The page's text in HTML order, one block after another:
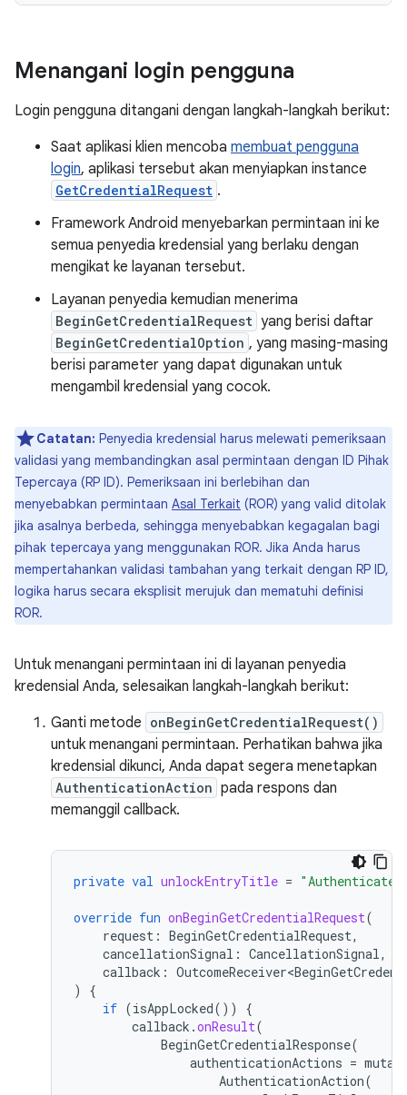
Menangani login pengguna
Login pengguna ditangani dengan langkah-langkah berikut:
Saat aplikasi klien mencoba membuat pengguna
login, aplikasi tersebut akan menyiapkan instance
GetCredentialRequest .
Framework Android menyebarkan permintaan ini ke
semua penyedia kredensial yang berlaku dengan
mengikat ke layanan tersebut.
Layanan penyedia kemudian menerima
BeginGetCredentialRequest yang berisi daftar
BeginGetCredentialOption , yang masing-masing
berisi parameter yang dapat digunakan untuk
mengambil kredensial yang cocok.
Catatan: Penyedia kredensial harus melewati pemeriksaan
validasi yang membandingkan asal permintaan dengan ID Pihak
Tepercaya (RP ID). Pemeriksaan ini berlebihan dan
menyebabkan permintaan Asal Terkait (ROR) yang valid ditolak
jika asalnya berbeda, sehingga menyebabkan kegagalan bagi
pihak tepercaya yang menggunakan ROR. Jika Anda harus
mempertahankan validasi tambahan yang terkait dengan RP ID,
logika harus secara eksplisit merujuk dan mematuhi definisi
ROR.
Untuk menangani permintaan ini di layanan penyedia
kredensial Anda, selesaikan langkah-langkah berikut:
Ganti metode onBeginGetCredentialRequest()
untuk menangani permintaan. Perhatikan bahwa jika
kredensial dikunci, Anda dapat segera menetapkan
AuthenticationAction pada respons dan
memanggil callback.
private val unlockEntryTitle = "Authenticate
override fun onBeginGetCredentialRequest(
request : BeginGetCredentialRequest,
cancellationSignal : CancellationSignal,
callback :
)
{
if (isAppLocked())
{
callback .onResult(
BeginGetCredentialResponse(
authenticationActions =
AuthenticationAction(